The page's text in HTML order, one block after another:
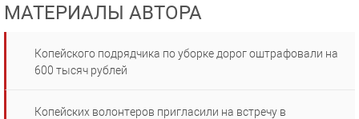
МАТЕРИАЛЫ АВТОРА
Копейского подрядчика по уборке дорог оштрафовали на
600 тысяч рублей
Копейских волонтеров пригласили на встречу в